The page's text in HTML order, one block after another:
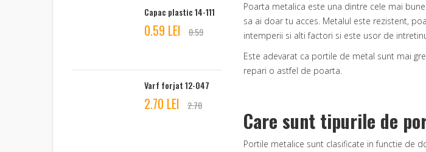
Capac plastic 14-111
0.59 LEI 0.59
Varf forjat 12-047
2.70 LEI 2.70
Poarta metalica este una dintre cele mai
sa ai doar tu acces. Metalul este rezistent,
intemperii si alti factori si este usor de
Este adevarat ca portile de metal sunt mai
repari o astfel de poarta.
Care sunt tipurile de
Portile metalice sunt clasificate in functie de